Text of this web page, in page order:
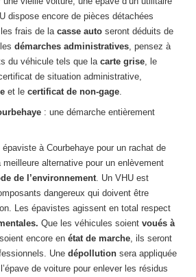
dispose encore de pièces détachées
frais de la casse auto seront déduits de
démarches administratives, pensez à
du véhicule tels que la carte grise, le
de situation administrative,
et le certificat de non-gage.
: une démarche entièrement
à Courbehaye pour un rachat de
alternative pour un enlèvement
de l’environnement. Un VHU est
dangereux qui doivent être
Les épavistes agissent en total respect
Que les véhicules soient voués à
encore en état de marche, ils seront
Une dépollution sera appliquée
de voiture pour enlever les résidus